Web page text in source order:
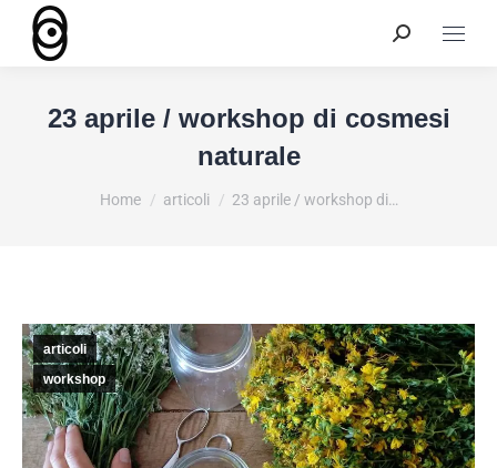
23 aprile / workshop di cosmesi
naturale
You are here:
Home articoli 23 aprile / workshop di…
articoli
workshop